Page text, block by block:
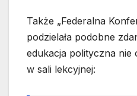
Także „Federalna
podzielała podobne
edukacja polityczna nie
w sali lekcyjnej: